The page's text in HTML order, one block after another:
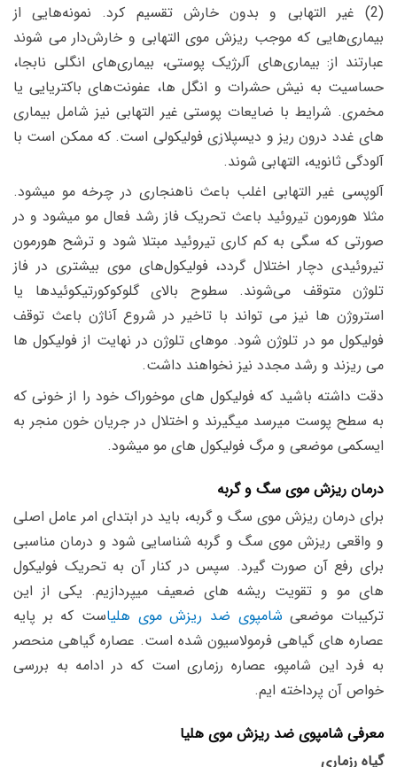
(2) غیر التهابی و بدون خارش تقسیم کرد. نمونه‌هایی از
بیماری‌هایی که موجب ریزش موی التهابی و خارش‌دار می شوند
عبارتند از: بیماری‌های آلرژیک پوستی، بیماری‌های انگلی نابجا،
حساسیت به نیش حشرات و انگل ها، عفونت‌های باکتریایی یا
مخمری. شرایط با ضایعات پوستی غیر التهابی نیز شامل بیماری
های غدد درون ریز و دیسپلازی فولیکولی است. که ممکن است با
آلودگی ثانویه، التهابی شوند.
آلوپسی غیر التهابی اغلب باعث ناهنجاری در چرخه مو میشود.
مثلا هورمون تیروئید باعث تحریک فاز رشد فعال مو میشود و در
صورتی که سگی به کم کاری تیروئید مبتلا شود و ترشح هورمون
تیروئیدی دچار اختلال گردد، فولیکول‌های موی بیشتری در فاز
تلوژن متوقف می‌شوند. سطوح بالای گلوکوکورتیکوئیدها یا
استروژن ها نیز می تواند با تاخیر در شروع آناژن باعث توقف
فولیکول مو در تلوژن شود. موهای تلوژن در نهایت از فولیکول ها
می ریزند و رشد مجدد نیز نخواهند داشت.
دقت داشته باشید که فولیکول های موخوراک خود را از خونی که
به سطح پوست میرسد میگیرند و اختلال در جریان خون منجر به
ایسکمی موضعی و مرگ فولیکول های مو میشود.
درمان ریزش موی سگ و گربه
برای درمان ریزش موی سگ و گربه، باید در ابتدای امر عامل اصلی
و واقعی ریزش موی سگ و گربه شناسایی شود و درمان مناسبی
برای رفع آن صورت گیرد. سپس در کنار آن به تحریک فولیکول
های مو و تقویت ریشه های ضعیف میپردازیم. یکی از این
ترکیبات موضعی شامپوی ضد ریزش موی هلیاست که بر پایه
عصاره های گیاهی فرمولاسیون شده است. عصاره گیاهی منحصر
به فرد این شامپو، عصاره رزماری است که در ادامه به بررسی
خواص آن پرداخته ایم.
معرفی شامپوی ضد ریزش موی هلیا
گیاه رزماری